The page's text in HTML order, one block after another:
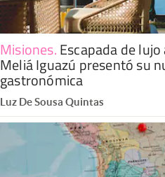
Misiones.Escapada de
Meliá Iguazú presentó su
gastronómica
Luz De Sousa Quintas